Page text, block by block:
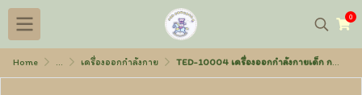
0
Home ... เครื่องออกกำลังกาย TED-10004 เครื่องออกกำลังกายเด็ก กรรเชียงบก 92x31x38 ซม.